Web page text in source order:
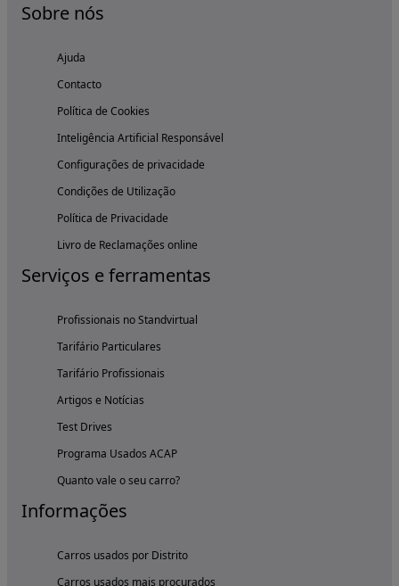
Sobre nós
Ajuda
Contacto
Política de Cookies
Inteligência Artificial Responsável
Configurações de privacidade
Condições de Utilização
Política de Privacidade
Livro de Reclamações online
Serviços e ferramentas
Profissionais no Standvirtual
Tarifário Particulares
Tarifário Profissionais
Artigos e Notícias
Test Drives
Programa Usados ACAP
Quanto vale o seu carro?
Informações
Carros usados por Distrito
Carros usados mais procurados